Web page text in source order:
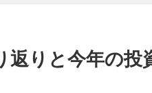
返りと今年の投